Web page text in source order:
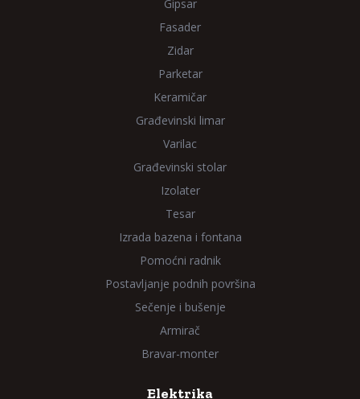
Gipsar
Fasader
Zidar
Parketar
Keramičar
Građevinski limar
Varilac
Građevinski stolar
Izolater
Tesar
Izrada bazena i fontana
Pomoćni radnik
Postavljanje podnih površina
Sečenje i bušenje
Armirač
Bravar-monter
Elektrika